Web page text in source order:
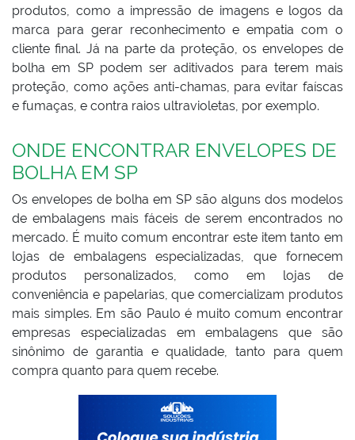
produtos, como a impressão de imagens e logos da
marca para gerar reconhecimento e empatia com o
cliente final. Já na parte da proteção, os envelopes de
bolha em SP podem ser aditivados para terem mais
proteção, como ações anti-chamas, para evitar faíscas
e fumaças, e contra raios ultravioletas, por exemplo.
ONDE ENCONTRAR ENVELOPES DE
BOLHA EM SP
Os envelopes de bolha em SP são alguns dos modelos
de embalagens mais fáceis de serem encontrados no
mercado. É muito comum encontrar este item tanto em
lojas de embalagens especializadas, que fornecem
produtos personalizados, como em lojas de
conveniência e papelarias, que comercializam produtos
mais simples. Em são Paulo é muito comum encontrar
empresas especializadas em embalagens que são
sinônimo de garantia e qualidade, tanto para quem
compra quanto para quem recebe.